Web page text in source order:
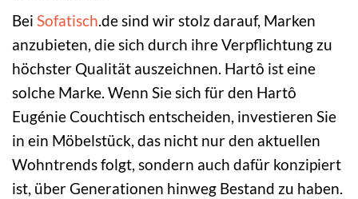
Bei Sofatisch.de sind wir stolz darauf, Marken
anzubieten, die sich durch ihre Verpflichtung zu
höchster Qualität auszeichnen. Hartô ist eine
solche Marke. Wenn Sie sich für den Hartô
Eugénie Couchtisch entscheiden, investieren Sie
in ein Möbelstück, das nicht nur den aktuellen
Wohntrends folgt, sondern auch dafür konzipiert
ist, über Generationen hinweg Bestand zu haben.